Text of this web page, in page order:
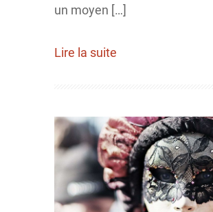
un moyen […]
Lire la suite